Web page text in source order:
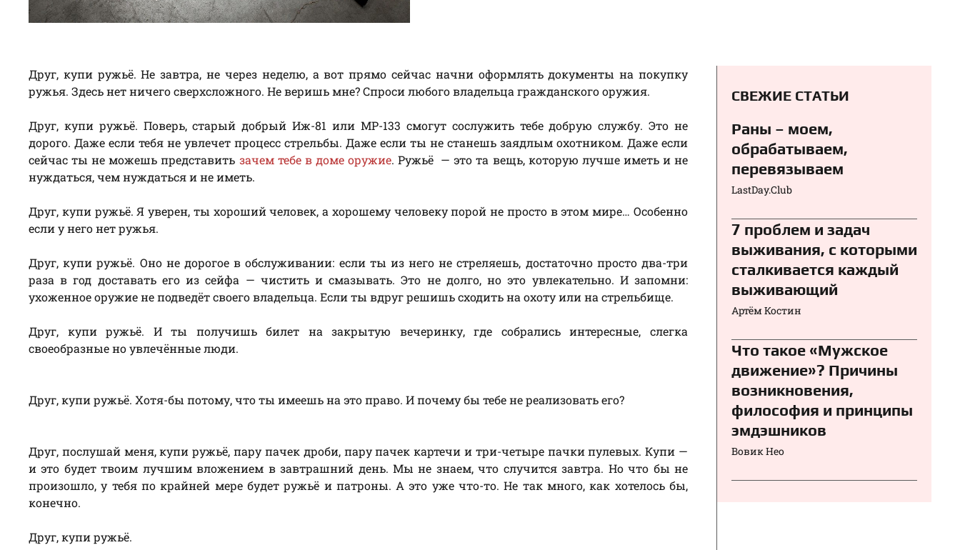
Друг, купи ружьё. Не завтра, не через неделю, а вот прямо сейчас начни оформлять документы на покупку
ружья. Здесь нет ничего сверхсложного. Не веришь мне? Спроси любого владельца гражданского оружия.
Друг, купи ружьё. Поверь, старый добрый Иж-81 или МР-133 смогут сослужить тебе добрую службу. Это не
дорого. Даже если тебя не увлечет процесс стрельбы. Даже если ты не станешь заядлым охотником. Даже если
сейчас ты не можешь представить зачем тебе в доме оружие. Ружьё — это та вещь, которую лучше иметь и не
нуждаться, чем нуждаться и не иметь.
Друг, купи ружьё. Я уверен, ты хороший человек, а хорошему человеку порой не просто в этом мире… Особенно
если у него нет ружья.
Друг, купи ружьё. Оно не дорогое в обслуживании: если ты из него не стреляешь, достаточно просто два-три
раза в год доставать его из сейфа — чистить и смазывать. Это не долго, но это увлекательно. И запомни:
ухоженное оружие не подведёт своего владельца. Если ты вдруг решишь сходить на охоту или на стрельбище.
Друг, купи ружьё. И ты получишь билет на закрытую вечеринку, где собрались интересные, слегка
своеобразные но увлечённые люди.
Друг, купи ружьё. Хотя-бы потому, что ты имеешь на это право. И почему бы тебе не реализовать его?
Друг, послушай меня, купи ружьё, пару пачек дроби, пару пачек картечи и три-четыре пачки пулевых. Купи —
и это будет твоим лучшим вложением в завтрашний день. Мы не знаем, что случится завтра. Но что бы не
произошло, у тебя по крайней мере будет ружьё и патроны. А это уже что-то. Не так много, как хотелось бы,
конечно.
Друг, купи ружьё.
СВЕЖИЕ СТАТЬИ
Раны – моем,
обрабатываем,
перевязываем⁠⁠
LastDay.Club
7 проблем и задач
выживания, с которыми
сталкивается каждый
выживающий
Артём Костин
Что такое «Мужское
движение»? Причины
возникновения,
философия и принципы
эмдэшников
Вовик Нео